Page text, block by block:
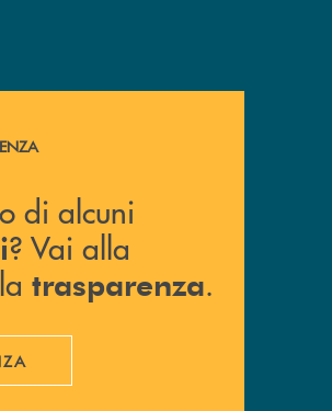
documenti ? Vai alla pagina della
di alcuni
? Vai alla
trasparenza.